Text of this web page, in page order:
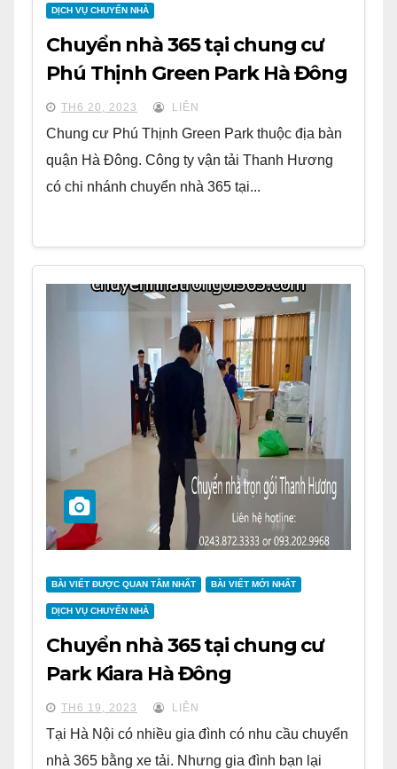
DỊCH VỤ CHUYỂN NHÀ
Chuyển nhà 365 tại chung cư
Phú Thịnh Green Park Hà Đông
TH6 20, 2023 LIÊN
Chung cư Phú Thịnh Green Park thuộc địa bàn
quận Hà Đông. Công ty vận tải Thanh Hương
có chi nhánh chuyển nhà 365 tại...
BÀI VIẾT ĐƯỢC QUAN TÂM NHẤT BÀI VIẾT MỚI NHẤT
DỊCH VỤ CHUYỂN NHÀ
Chuyển nhà 365 tại chung cư
Park Kiara Hà Đông
TH6 19, 2023 LIÊN
Tại Hà Nội có nhiều gia đình có nhu cầu chuyển
nhà 365 bằng xe tải. Nhưng gia đình bạn lại